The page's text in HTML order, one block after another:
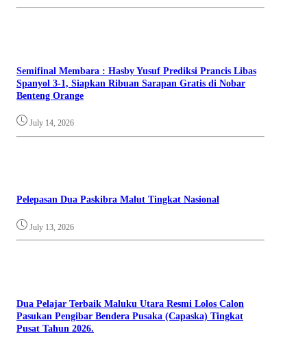
Semifinal Membara : Hasby Yusuf Prediksi Prancis Libas
Spanyol 3-1, Siapkan Ribuan Sarapan Gratis di Nobar
Benteng Orange
July 14, 2026
Pelepasan Dua Paskibra Malut Tingkat Nasional
July 13, 2026
Dua Pelajar Terbaik Maluku Utara Resmi Lolos Calon
Pasukan Pengibar Bendera Pusaka (Capaska) Tingkat
Pusat Tahun 2026.